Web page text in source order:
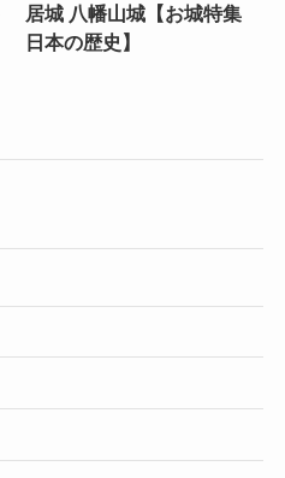
居城 八幡山城【お城特集
日本の歴史】